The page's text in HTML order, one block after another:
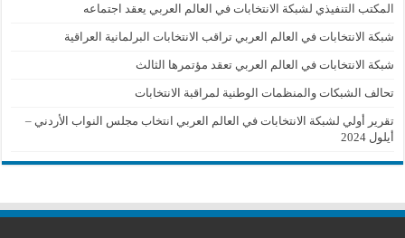
المكتب التنفيذي لشبكة الانتخابات في العالم العربي يعقد اجتماعه
شبكة الانتخابات في العالم العربي تراقب الانتخابات البرلمانية العراقية
شبكة الانتخابات في العالم العربي تعقد مؤتمرها الثالث
تحالف الشبكات والمنظمات الوطنية لمراقبة الانتخابات
تقرير أولي لشبكة الانتخابات في العالم العربي انتخاب مجلس النواب الأردني –
أيلول 2024